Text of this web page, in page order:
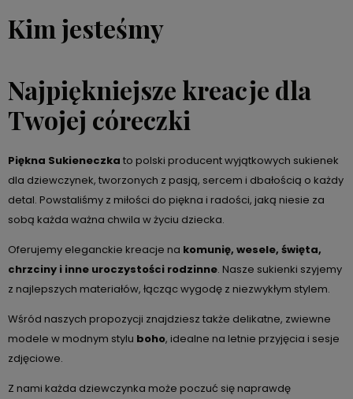
Kim jesteśmy
Najpiękniejsze kreacje dla
Twojej córeczki
Piękna Sukieneczka to polski producent wyjątkowych sukienek
dla dziewczynek, tworzonych z pasją, sercem i dbałością o każdy
detal. Powstaliśmy z miłości do piękna i radości, jaką niesie za
sobą każda ważna chwila w życiu dziecka.
Oferujemy eleganckie kreacje na komunię, wesele, święta,
chrzciny i inne uroczystości rodzinne. Nasze sukienki szyjemy
z najlepszych materiałów, łącząc wygodę z niezwykłym stylem.
Wśród naszych propozycji znajdziesz także delikatne, zwiewne
modele w modnym stylu boho, idealne na letnie przyjęcia i sesje
zdjęciowe.
Z nami każda dziewczynka może poczuć się naprawdę